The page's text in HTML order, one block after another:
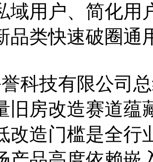
域用户、简化用
品类快速破圈通
科技有限公司
旧房改造赛道蕴
改造门槛是全行